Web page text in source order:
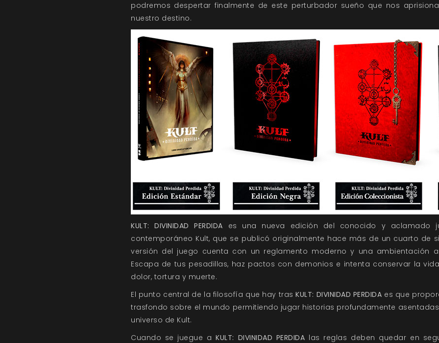
podremos despertar finalmente de este perturbador sueño que nos
nuestro destino.
KULT: DIVINIDAD PERDIDA es una nueva edición del conocido y aclamado
contemporáneo Kult, que se publicó originalmente hace más de un cuarto de
versión del juego cuenta con un reglamento moderno y una ambientación
Escapa de tus pesadillas, haz pactos con demonios e intenta conservar la
dolor, tortura y muerte.
El punto central de la filosofía que hay trasKULT: DIVINIDAD PERDIDA es que
trasfondo sobre el mundo permitiendo jugar historias profundamente
universo de Kult.
Cuando se juegue aKULT: DIVINIDAD PERDIDA las reglas deben quedar en